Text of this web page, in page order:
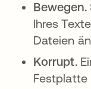
Bewegen.
Ihres
Dateien
Korrupt.
Festplatte